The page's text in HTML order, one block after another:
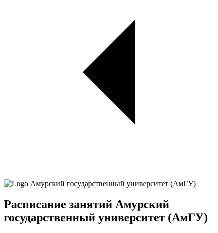
Расписание занятий Амурский
государственный университет (АмГУ)